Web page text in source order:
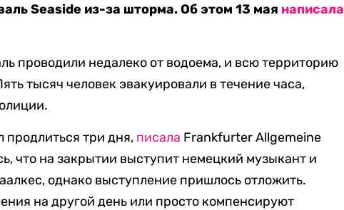
Seaside из-за шторма. Об этом 13 мая написала
проводили недалеко от водоема, и всю территорию
тысяч человек эвакуировали в течение часа,
три дня, писала Frankfurter Allgemeine
что на закрытии выступит немецкий музыкант и
однако выступление пришлось отложить.
на другой день или просто компенсируют